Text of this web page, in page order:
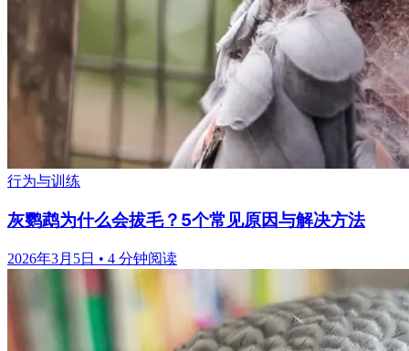
行为与训练
灰鹦鹉为什么会拔毛？5个常见原因与解决方法
2026年3月5日 • 4 分钟阅读